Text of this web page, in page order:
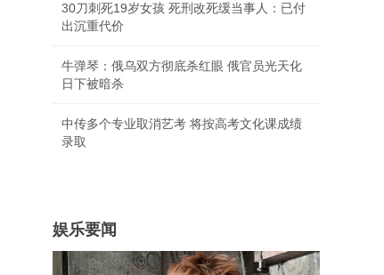
30刀刺死19岁女孩 死刑改死缓当事人：已付
出沉重代价
牛弹琴：俄乌双方彻底杀红眼 俄官员光天化
日下被暗杀
中传多个专业取消艺考 将按高考文化课成绩
录取
娱乐要闻